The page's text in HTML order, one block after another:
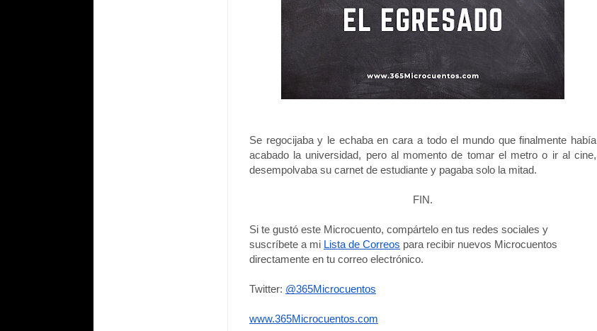
Se regocijaba y le echaba en cara a todo el mundo que finalmente había
acabado la universidad, pero al momento de tomar el metro o ir al cine,
desempolvaba su carnet de estudiante y pagaba solo la mitad.
FIN.
Si te gustó este Microcuento, compártelo en tus redes sociales y
suscríbete a mi Lista de Correos para recibir nuevos Microcuentos
directamente en tu correo electrónico.
Twitter: @365Microcuentos
www.365Microcuentos.com